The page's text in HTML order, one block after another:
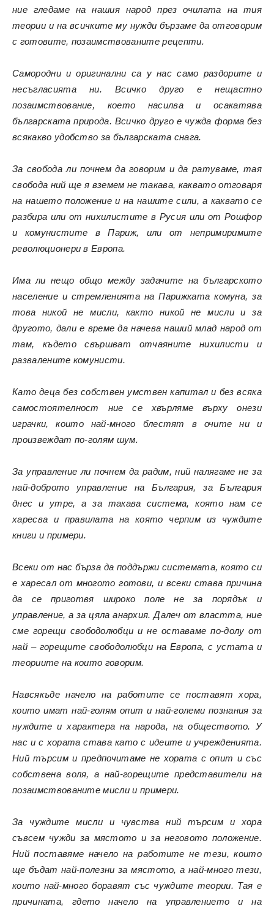
ние гледаме на нашия народ през очилата на тия
теории и на всичките му нужди бързаме да отговорим
с готовите, позаимствованите рецепти.
Самородни и оригинални са у нас само раздорите и
несъгласията ни. Всичко друго е нещастно
позаимствование, което насилва и осакатява
българската природа. Всичко друго е чужда форма без
всякакво удобство за българската снага.
За свобода ли почнем да говорим и да ратуваме, тая
свобода ний ще я вземем не такава, каквато отговаря
на нашето положение и на нашите сили, а каквато се
разбира или от нихилистите в Русия или от Рошфор
и комунистите в Париж, или от непримиримите
революционери в Европа.
Има ли нещо общо между задачите на българското
население и стремленията на Парижката комуна, за
това никой не мисли, както никой не мисли и за
другото, дали е време да начева наший млад народ от
там, където свършват отчаяните нихилисти и
развалените комунисти.
Като деца без собствен умствен капитал и без всяка
самостоятелност ние се хвърляме върху онези
играчки, които най-много блестят в очите ни и
произвеждат по-голям шум.
За управление ли почнем да радим, ний налягаме не за
най-доброто управление на България, за България
днес и утре, а за такава система, която нам се
харесва и правилата на която черпим из чуждите
книги и примери.
Всеки от нас бърза да поддържи системата, която си
е харесал от многото готови, и всеки става причина
да се приготвя широко поле не за порядък и
управление, а за цяла анархия. Далеч от властта, ние
сме горещи свободолюбци и не оставаме по-долу от
най – горещите свободолюбци на Европа, с устата и
теориите на които говорим.
Навсякъде начело на работите се поставят хора,
които имат най-голям опит и най-големи познания за
нуждите и характера на народа, на обществото. У
нас и с хората става като с идеите и учрежденията.
Ний търсим и предпочитаме не хората с опит и със
собствена воля, а най-горещите представители на
позаимствованите мисли и примери.
За чуждите мисли и чувства ний търсим и хора
съвсем чужди за мястото и за неговото положение.
Ний поставяме начело на работите не тези, които
ще бъдат най-полезни за мястото, а най-много тези,
които най-много боравят със чуждите теории. Тая е
причината, гдето начело на управлението и на